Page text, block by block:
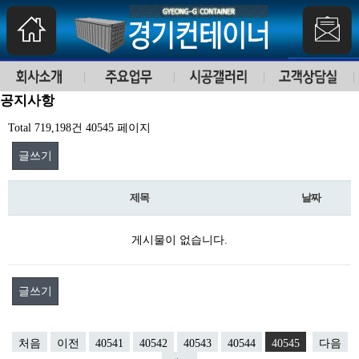
공지사항
Total 719,198건 40545 페이지
글쓰기
제목 날짜
게시물이 없습니다.
글쓰기
처음 이전 40541 40542 40543 40544 40545
다음